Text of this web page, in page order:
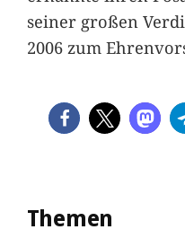
seiner großen
2006 zum
Themen